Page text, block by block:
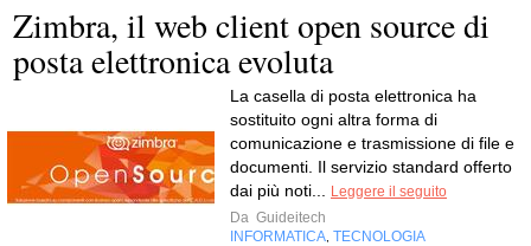
Zimbra, il web client open source di
posta elettronica evoluta
La casella di posta elettronica ha
sostituito ogni altra forma di
comunicazione e trasmissione di file e
documenti. Il servizio standard offerto
dai più noti...
Leggere il seguito
Da Guideitech
INFORMATICA TECNOLOGIA